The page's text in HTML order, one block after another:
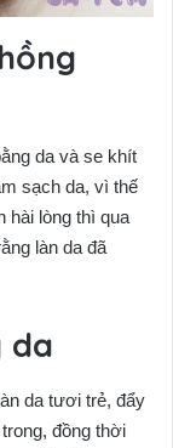
da và se khít
sạch da, vì thế
hài lòng thì qua
làn da đã
da
da tươi trẻ, đẩy
đồng thời